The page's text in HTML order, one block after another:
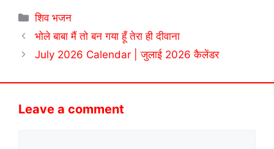
Categories
शिव भजन
भोले बाबा मैं तो बन गया हूँ तेरा ही दीवाना
July 2026 Calendar | जुलाई 2026 कैलेंडर
Leave a comment